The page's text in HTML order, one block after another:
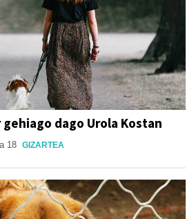
dago Urola Kostan
18 GIZARTEA